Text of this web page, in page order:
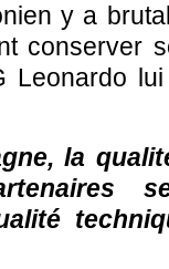
y a
conserver
Leonardo
la